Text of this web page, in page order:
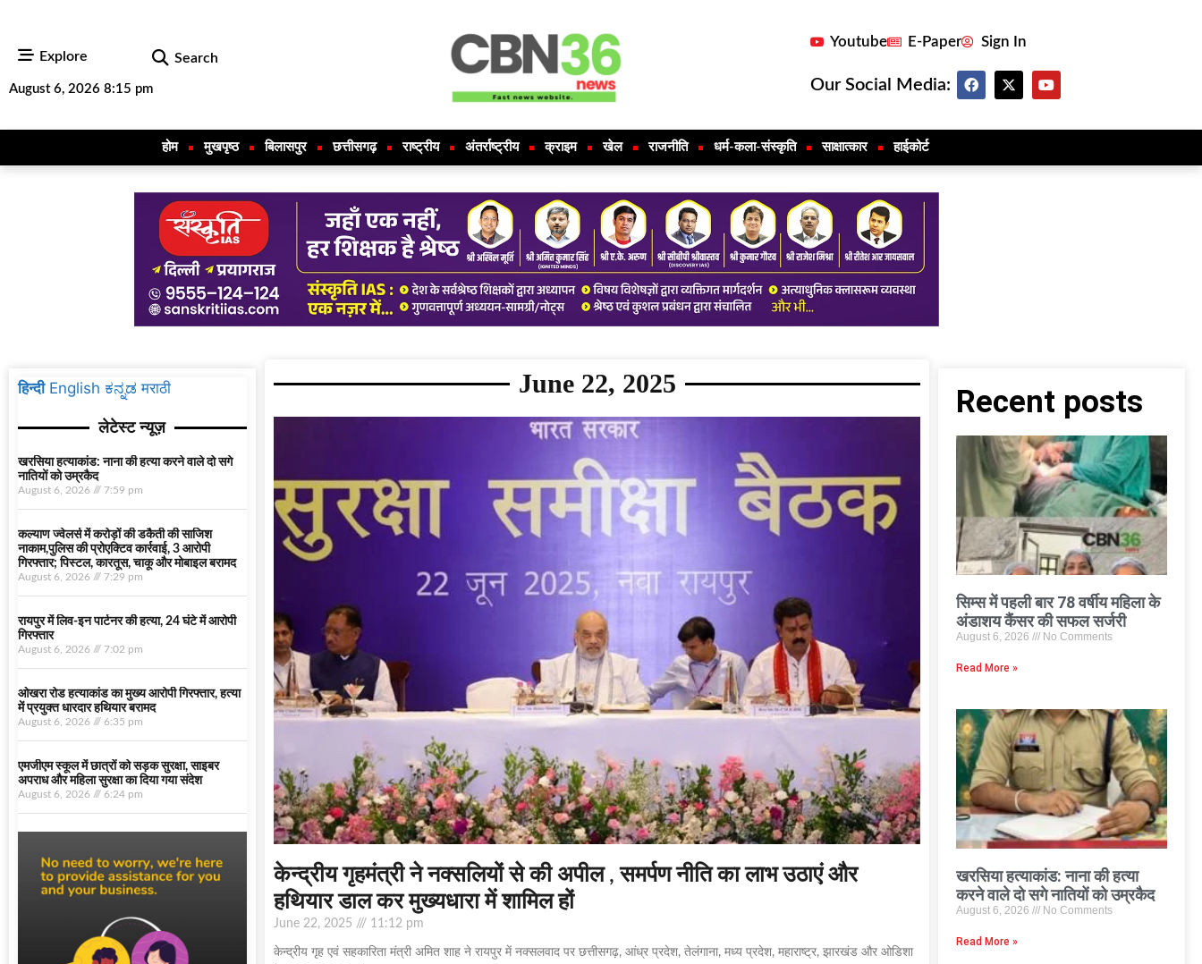
Explore Search
August 6, 2026 8:15 pm
Youtube E-Paper Sign In
Our Social Media:
होम मुखपृष्ठ बिलासपुर छत्तीसगढ़ राष्ट्रीय अंतर्राष्ट्रीय क्राइम खेल राजनीति धर्म-कला-संस्कृति साक्षात्कार हाईकोर्ट
हिन्दी English ಕನ್ನಡ मराठी
लेटेस्ट न्यूज़
खरसिया हत्याकांड: नाना की हत्या करने वाले दो सगे
नातियों को उम्रकैद
August 6, 2026 7:59 pm
कल्याण ज्वेलर्स में करोड़ों की डकैती की साजिश
नाकाम,पुलिस की प्रोएक्टिव कार्रवाई, 3 आरोपी
गिरफ्तार; पिस्टल, कारतूस, चाकू और मोबाइल बरामद
August 6, 2026 7:29 pm
रायपुर में लिव-इन पार्टनर की हत्या, 24 घंटे में आरोपी
गिरफ्तार
August 6, 2026 7:02 pm
ओखरा रोड हत्याकांड का मुख्य आरोपी गिरफ्तार, हत्या
में प्रयुक्त धारदार हथियार बरामद
August 6, 2026 6:35 pm
एमजीएम स्कूल में छात्रों को सड़क सुरक्षा, साइबर
अपराध और महिला सुरक्षा का दिया गया संदेश
August 6, 2026 6:24 pm
June 22, 2025
केन्द्रीय गृहमंत्री ने नक्सलियों से की अपील , समर्पण नीति का लाभ उठाएं और
हथियार डाल कर मुख्यधारा में शामिल हों
June 22, 2025 11:12 pm
केन्द्रीय गृह एवं सहकारिता मंत्री अमित शाह ने रायपुर में नक्सलवाद पर छत्तीसगढ़, आंध्र प्रदेश, तेलंगाना, मध्य प्रदेश, महाराष्ट्र, झारखंड और ओडिशा
Recent posts
सिम्स में पहली बार 78 वर्षीय महिला के
अंडाशय कैंसर की सफल सर्जरी
August 6, 2026 No Comments
Read More »
खरसिया हत्याकांड: नाना की हत्या
करने वाले दो सगे नातियों को उम्रकैद
August 6, 2026 No Comments
Read More »